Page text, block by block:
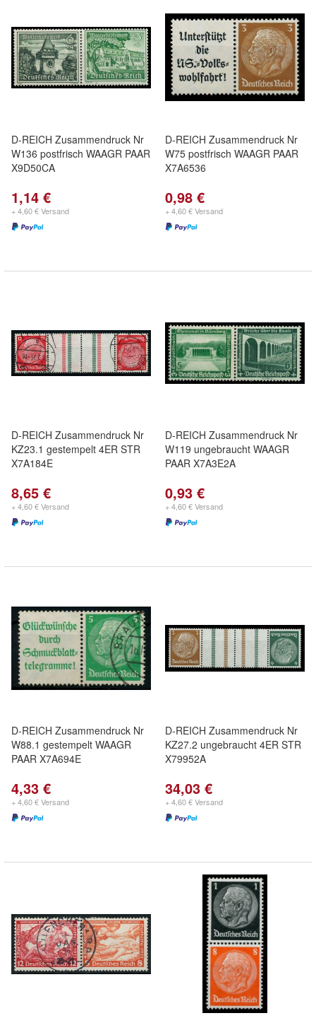
D-REICH Zusammendruck Nr
W136 postfrisch WAAGR PAAR
X9D50CA
1,14 €
+ 4,60 € Versand
D-REICH Zusammendruck Nr
W75 postfrisch WAAGR PAAR
X7A6536
0,98 €
+ 4,60 € Versand
D-REICH Zusammendruck Nr
KZ23.1 gestempelt 4ER STR
X7A184E
8,65 €
+ 4,60 € Versand
D-REICH Zusammendruck Nr
W119 ungebraucht WAAGR
PAAR X7A3E2A
0,93 €
+ 4,60 € Versand
D-REICH Zusammendruck Nr
W88.1 gestempelt WAAGR
PAAR X7A694E
4,33 €
+ 4,60 € Versand
D-REICH Zusammendruck Nr
KZ27.2 ungebraucht 4ER STR
X79952A
34,03 €
+ 4,60 € Versand